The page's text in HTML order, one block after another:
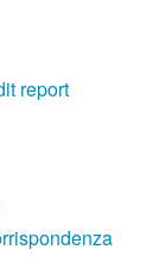
report